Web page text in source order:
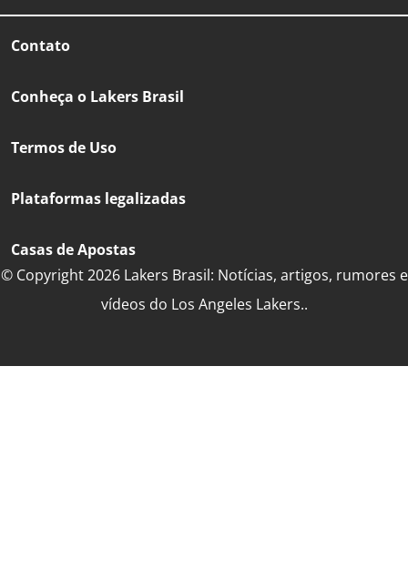
Contato
Conheça o Lakers Brasil
Termos de Uso
Plataformas legalizadas
Casas de Apostas
© Copyright 2026 Lakers Brasil: Notícias, artigos, rumores e
vídeos do Los Angeles Lakers..